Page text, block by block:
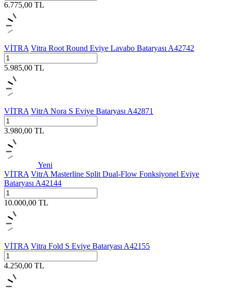
6.775,00 TL
VİTRA Vitra Root Round Eviye Lavabo Bataryası A42742
5.985,00 TL
VİTRA VitrA Nora S Eviye Bataryası A42871
3.980,00 TL
Yeni
VİTRA VitrA Masterline Split Dual-Flow Fonksiyonel Eviye
Bataryası A42144
10.000,00 TL
VİTRA Vitra Fold S Eviye Bataryası A42155
4.250,00 TL